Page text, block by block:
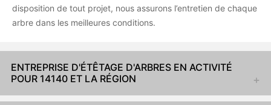
disposition de tout projet, nous assurons l’entretien de chaque
arbre dans les meilleures conditions.
ENTREPRISE D'ÉTÊTAGE D'ARBRES EN ACTIVITÉ
POUR 14140 ET LA RÉGION